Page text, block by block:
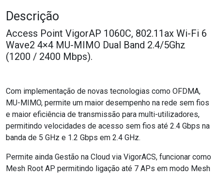
Descrição
Access Point VigorAP 1060C, 802.11ax Wi-Fi 6
Wave2 4×4 MU-MIMO Dual Band 2.4/5Ghz
(1200 / 2400 Mbps).
Com implementação de novas tecnologias como OFDMA,
MU-MIMO, permite um maior desempenho na rede sem fios
e maior eficiência de transmissão para multi-utilizadores,
permitindo velocidades de acesso sem fios até 2.4 Gbps na
banda de 5 GHz e 1.2 Gbps em 2.4 GHz.
Permite ainda Gestão na Cloud via VigorACS, funcionar como
Mesh Root AP permitindo ligação até 7 APs em modo Mesh